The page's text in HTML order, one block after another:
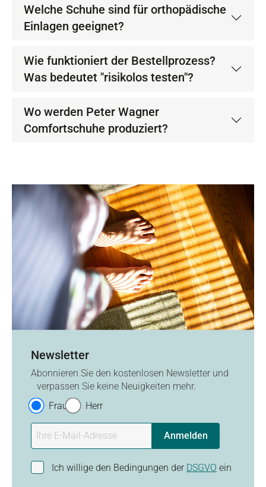
Welche Schuhe sind für orthopädische
Einlagen geeignet?
Wie funktioniert der Bestellprozess?
Was bedeutet "risikolos testen"?
Wo werden Peter Wagner
Comfortschuhe produziert?
Newsletter
Abonnieren Sie den kostenlosen Newsletter und
verpassen Sie keine Neuigkeiten mehr.
Frau
Herr
Anmelden
Ich willige den Bedingungen der DSGVO ein